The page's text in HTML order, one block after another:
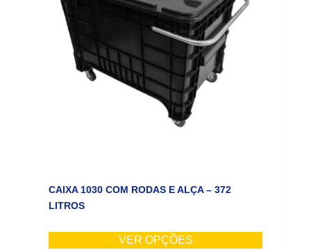
CAIXA 1030 COM RODAS E ALÇA – 372
LITROS
VER OPÇÕES